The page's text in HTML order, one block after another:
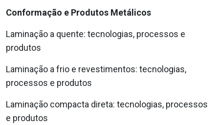
Conformação e Produtos Metálicos
Laminação a quente: tecnologias, processos e
produtos
Laminação a frio e revestimentos: tecnologias,
processos e produtos
Laminação compacta direta: tecnologias, processos
e produtos